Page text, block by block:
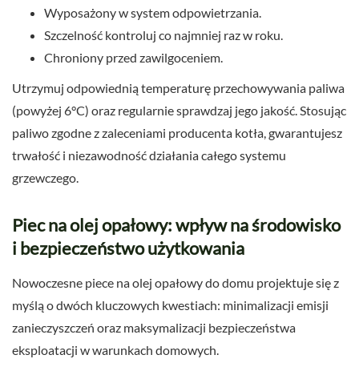
Wyposażony w system odpowietrzania.
Szczelność kontroluj co najmniej raz w roku.
Chroniony przed zawilgoceniem.
Utrzymuj odpowiednią temperaturę przechowywania paliwa
(powyżej 6°C) oraz regularnie sprawdzaj jego jakość. Stosując
paliwo zgodne z zaleceniami producenta kotła, gwarantujesz
trwałość i niezawodność działania całego systemu
grzewczego.
Piec na olej opałowy: wpływ na środowisko
i bezpieczeństwo użytkowania
Nowoczesne piece na olej opałowy do domu projektuje się z
myślą o dwóch kluczowych kwestiach: minimalizacji emisji
zanieczyszczeń oraz maksymalizacji bezpieczeństwa
eksploatacji w warunkach domowych.